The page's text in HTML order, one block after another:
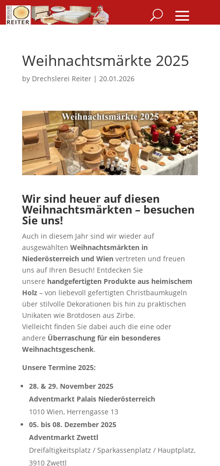
Weihnachtsmärkte 2025
by Drechslerei Reiter| 20.01.2026
Wir sind heuer auf diesen
Weihnachtsmärkten – besuchen
Sie uns!
Auch in diesem Jahr sind wir wieder auf
ausgewählten Weihnachtsmärkten in
Niederösterreich und Wien vertreten und freuen
uns auf Ihren Besuch! Entdecken Sie
unsere handgefertigten Produkte aus heimischem
Holz – von liebevoll gefertigten Christbaumkugeln
über stilvolle Dekorationen bis hin zu praktischen
Unikaten wie Brotdosen aus Zirbe.
Vielleicht finden Sie dabei auch die eine oder
andere Überraschung für ein besonderes
Weihnachtsgeschenk.
Unsere Termine 2025:
28. & 29. November 2025
Adventmarkt Palais Niederösterreich
1010 Wien, Herrengasse 13
05. bis 08. Dezember 2025
Adventmarkt Zwettl
Dreifaltigkeitsplatz / Sparkassenplatz / Hauptplatz,
3910 Zwettl